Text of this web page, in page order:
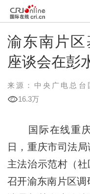
渝东南片
座谈会在彭
来源：中央广电总台
16.3万
国际在线重庆
日，重庆市司法
主法治示范村（
召开渝东南片区调